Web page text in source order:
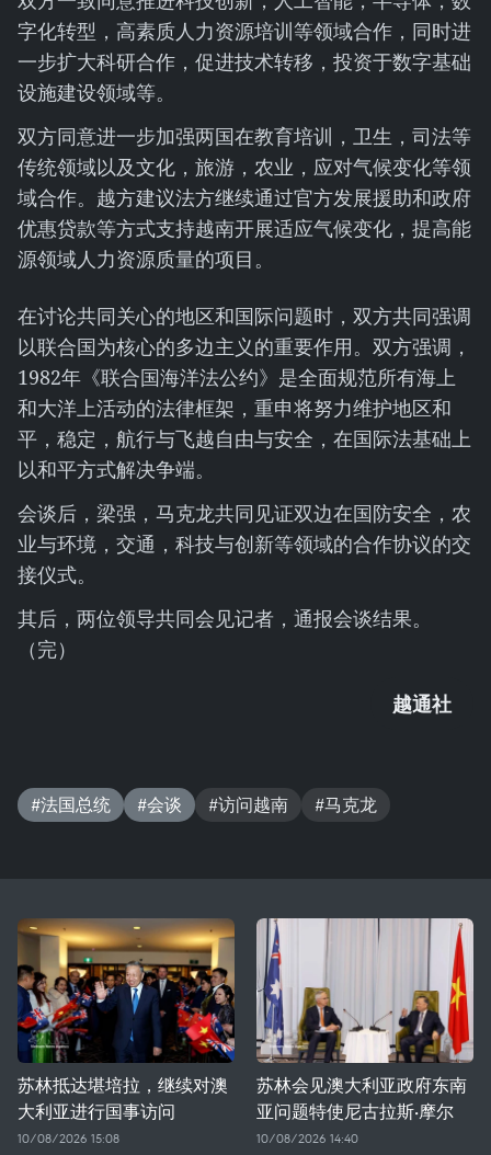
字化转型，高素质人力资源培训等领域合作，同时进
一步扩大科研合作，促进技术转移，投资于数字基础
设施建设领域等。
双方同意进一步加强两国在教育培训，卫生，司法等
传统领域以及文化，旅游，农业，应对气候变化等领
域合作。越方建议法方继续通过官方发展援助和政府
优惠贷款等方式支持越南开展适应气候变化，提高能
源领域人力资源质量的项目。
在讨论共同关心的地区和国际问题时，双方共同强调
以联合国为核心的多边主义的重要作用。双方强调，
1982年《联合国海洋法公约》是全面规范所有海上
和大洋上活动的法律框架，重申将努力维护地区和
平，稳定，航行与飞越自由与安全，在国际法基础上
以和平方式解决争端。
会谈后，梁强，马克龙共同见证双边在国防安全，农
业与环境，交通，科技与创新等领域的合作协议的交
接仪式。
其后，两位领导共同会见记者，通报会谈结果。
（完）
越通社
#法国总统 #会谈 #访问越南 #马克龙
苏林抵达堪培拉，继续对澳
大利亚进行国事访问
10/08/2026 15:08
苏林会见澳大利亚政府东南
亚问题特使尼古拉斯·摩尔
10/08/2026 14:40